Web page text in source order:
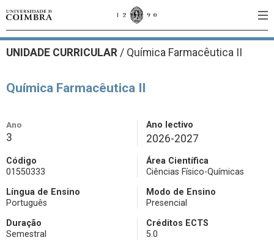
UNIDADE CURRICULAR / Química Farmacêutica II
Química Farmacêutica II
Ano
3
Ano lectivo
2026-2027
Código
01550333
Área Científica
Ciências Físico-Químicas
Língua de Ensino
Português
Modo de Ensino
Presencial
Duração
Semestral
Créditos ECTS
5.0